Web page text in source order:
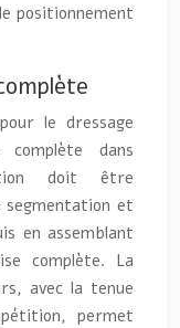
positionnement
le dressage
dans
doit être
segmentation et
en assemblant
complète. La
avec la tenue
permet